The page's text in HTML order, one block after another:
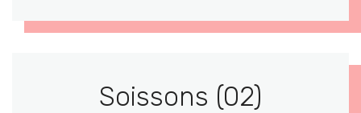
Soissons (02)